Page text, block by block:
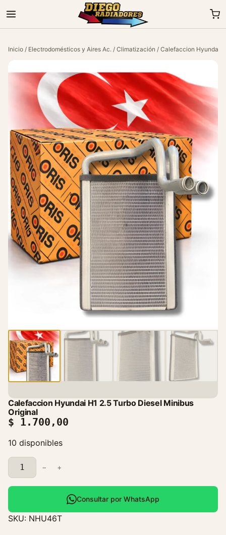
Inicio / Electrodomésticos y Aires Ac. / Climatización / Calefaccion Hyundai
Calefaccion Hyundai H1 2.5 Turbo Diesel Minibus
Original
$ 1.700,00
10 disponibles
C
a
l
f
a
− +
Consultar por WhatsApp
SKU: NHU46T